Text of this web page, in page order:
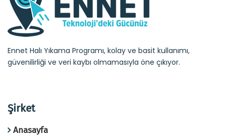
Ennet Halı Yıkama Programı, kolay ve basit kullanımı,
güvenilirliği ve veri kaybı olmamasıyla öne çıkıyor.
Şirket
Anasayfa